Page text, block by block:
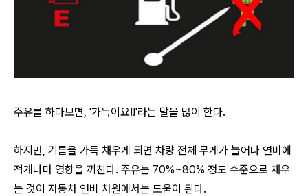
주유를 하다보면, '가득이요!!'라는 말을 많이 한다.
하지만, 기름을 가득 채우게 되면 차량 전체 무게가 늘어나 연비에
적게나마 영향을 끼친다. 주유는 70%~80% 정도 수준으로 채우
는 것이 자동차 연비 차원에서는 도움이 된다.